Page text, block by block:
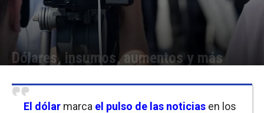
Dólares, insumos, aumentos y más
El dólar marca el pulso de las noticias en los